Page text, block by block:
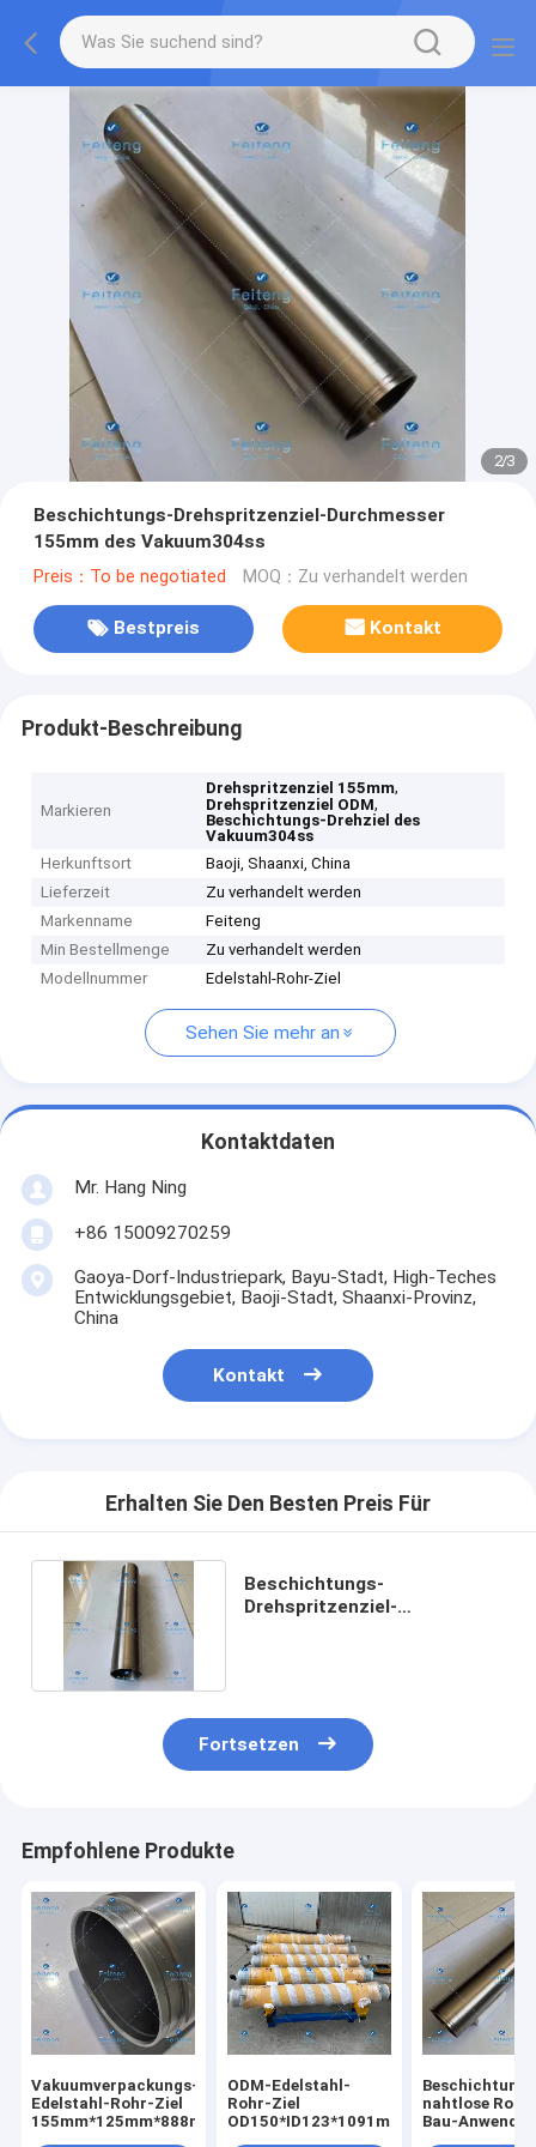
2/3
Beschichtungs-Drehspritzenziel-Durchmesser
155mm des Vakuum304ss
Preis：To be negotiated MOQ：Zu verhandelt werden
Bestpreis Kontakt
Produkt-Beschreibung
Markieren
Drehspritzenziel 155mm,
Drehspritzenziel ODM,
Beschichtungs-Drehziel des
Vakuum304ss
Herkunftsort
Baoji, Shaanxi, China
Lieferzeit
Zu verhandelt werden
Markenname
Feiteng
Min Bestellmenge
Zu verhandelt werden
Modellnummer
Edelstahl-Rohr-Ziel
Sehen Sie mehr an
Kontaktdaten
Mr. Hang Ning
+86 15009270259
Gaoya-Dorf-Industriepark, Bayu-Stadt, High-Teches
Entwicklungsgebiet, Baoji-Stadt, Shaanxi-Provinz,
China
Kontakt
Erhalten Sie Den Besten Preis Für
Beschichtungs-
Drehspritzenziel-
Fortsetzen
Empfohlene Produkte
Vakuumverpackungs-
Edelstahl-Rohr-Ziel
155mm*125mm*888mm
ODM-Edelstahl-
Rohr-Ziel
OD150*ID123*1091mm
nahtlose
Bau-